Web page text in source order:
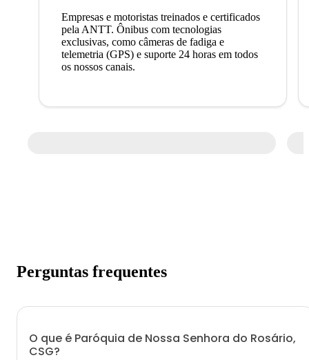
Empresas e motoristas treinados e certificados
pela ANTT. Ônibus com tecnologias
exclusivas, como câmeras de fadiga e
telemetria (GPS) e suporte 24 horas em todos
os nossos canais.
Perguntas frequentes
O que é Paróquia de Nossa Senhora do Rosário,
CSG?